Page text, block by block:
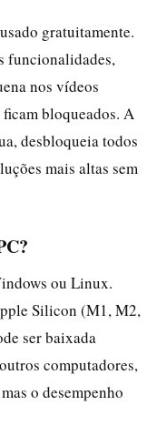
gratuitamente.
funcionalidades,
nos vídeos
bloqueados. A
desbloqueia todos
mais altas sem
ou Linux.
Silicon (M1, M2,
ser baixada
computadores,
o desempenho